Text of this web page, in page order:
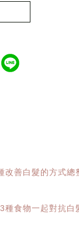
善白髮的方式總
食物一起對抗白